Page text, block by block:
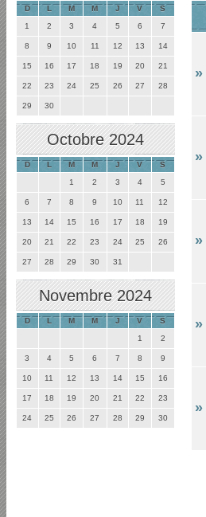
D L M M J V
S
1
2 3 4 5 6 7
8 9 10 11 12 13 14
15 16 17 18 19 20 21
22 23 24 25 26 27 28
29 30
Octobre 2024
D L M M J V
S
1
2 3 4 5
6 7 8 9 10 11 12
13 14 15 16 17 18 19
20 21 22 23 24 25 26
27 28 29 30 31
Novembre 2024
D L M M J V
S
1
2
3 4 5 6 7 8 9
10 11 12 13 14 15 16
17 18 19 20 21 22 23
24 25 26 27 28 29 30
»
»
»
»
»